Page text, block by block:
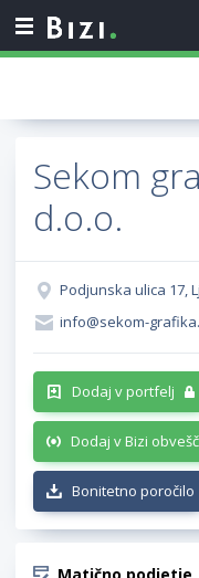
Sekom
d.o.o.
Podjunska ulica 17,
info@sekom-
Dodaj v portfelj
Dodaj v Bizi
Bonitetno poročilo